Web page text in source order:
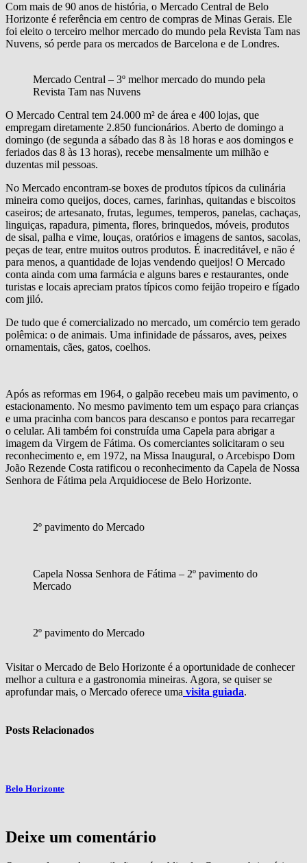
Com mais de 90 anos de história, o Mercado Central de Belo
Horizonte é referência em centro de compras de Minas Gerais. Ele
foi eleito o terceiro melhor mercado do mundo pela Revista Tam nas
Nuvens, só perde para os mercados de Barcelona e de Londres.
Mercado Central – 3º melhor mercado do mundo pela
Revista Tam nas Nuvens
O Mercado Central tem 24.000 m² de área e 400 lojas, que
empregam diretamente 2.850 funcionários. Aberto de domingo a
domingo (de segunda a sábado das 8 às 18 horas e aos domingos e
feriados das 8 às 13 horas), recebe mensalmente um milhão e
duzentas mil pessoas.
No Mercado encontram-se boxes de produtos típicos da culinária
mineira como queijos, doces, carnes, farinhas, quitandas e biscoitos
caseiros; de artesanato, frutas, legumes, temperos, panelas, cachaças,
linguiças, rapadura, pimenta, flores, brinquedos, móveis, produtos
de sisal, palha e vime, louças, oratórios e imagens de santos, sacolas,
peças de tear, entre muitos outros produtos. É inacreditável, e não é
para menos, a quantidade de lojas vendendo queijos! O Mercado
conta ainda com uma farmácia e alguns bares e restaurantes, onde
turistas e locais apreciam pratos típicos como feijão tropeiro e fígado
com jiló.
De tudo que é comercializado no mercado, um comércio tem gerado
polêmica: o de animais. Uma infinidade de pássaros, aves, peixes
ornamentais, cães, gatos, coelhos.
Após as reformas em 1964, o galpão recebeu mais um pavimento, o
estacionamento. No mesmo pavimento tem um espaço para crianças
e uma pracinha com bancos para descanso e pontos para recarregar
o celular. Ali também foi construída uma Capela para abrigar a
imagem da Virgem de Fátima. Os comerciantes solicitaram o seu
reconhecimento e, em 1972, na Missa Inaugural, o Arcebispo Dom
João Rezende Costa ratificou o reconhecimento da Capela de Nossa
Senhora de Fátima pela Arquidiocese de Belo Horizonte.
2º pavimento do Mercado
Capela Nossa Senhora de Fátima – 2º pavimento do
Mercado
2º pavimento do Mercado
Visitar o Mercado de Belo Horizonte é a oportunidade de conhecer
melhor a cultura e a gastronomia mineiras. Agora, se quiser se
aprofundar mais, o Mercado oferece uma visita guiada.
Posts Relacionados
Belo Horizonte
Deixe um comentário